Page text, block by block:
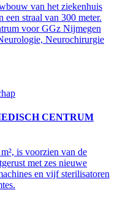
van het ziekenhuis
een straal van 300 meter.
voor GGz Nijmegen
Neurochirurgie
CENTRUM
is voorzien van de
met zes nieuwe
en vijf sterilisatoren